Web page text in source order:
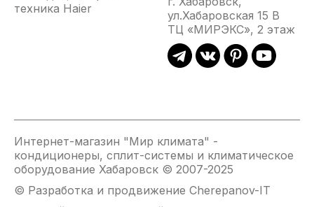
ул.Хабаровская 15 В
ТЦ «МИРЭКС», 2 этаж
Интернет-магазин "Мир климата" -
кондиционеры, сплит-системы и климатическое
оборудование Хабаровск © 2007-2025
© Разработка и продвижение Cherepanov-IT